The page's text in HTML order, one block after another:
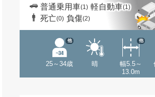
普通乗用車(1) 軽自動車(1)
死亡(0) 負傷(2)
25～34歳
他
晴
幅5.5～
13.0m
他